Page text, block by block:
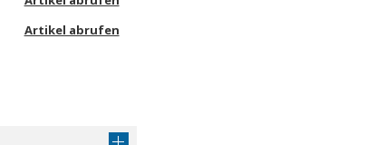
Artikel abrufen